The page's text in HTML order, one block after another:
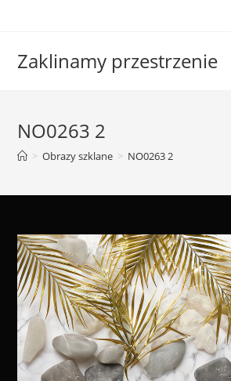
Zaklinamy przestrzenie
NO0263 2
> Obrazy szklane > NO0263 2